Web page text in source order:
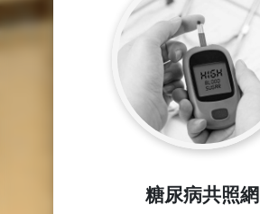
糖尿病共照網